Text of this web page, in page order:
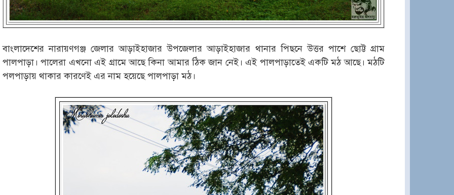
বাংলাদেশের নারায়ণগঞ্জ জেলার আড়াইহাজার উপজেলার আড়াইহাজার থানার পিছনে উত্তর পাশে ছোট্ট গ্রাম
পালপাড়া। পালেরা এখনো এই গ্রামে আছে কিনা আমার ঠিক জান নেই। এই পালপাড়াতেই একটি মঠ আছে। মঠটি
পলপাড়ায় থাকার কারণেই এর নাম হয়েছে পালপাড়া মঠ।